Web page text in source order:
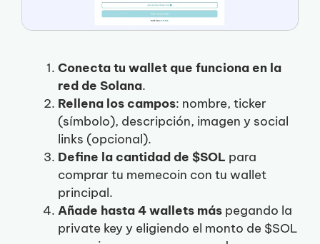
Conecta tu wallet que funciona en la
red de Solana.
Rellena los campos: nombre, ticker
(símbolo), descripción, imagen y social
links (opcional).
Define la cantidad de $SOL para
comprar tu memecoin con tu wallet
principal.
Añade hasta 4 wallets más pegando la
private key y eligiendo el monto de $SOL